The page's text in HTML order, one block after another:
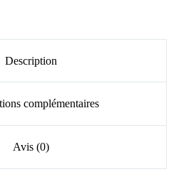
Description
complémentaires
Avis (0)